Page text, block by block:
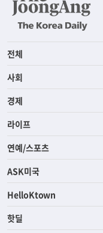
전체
사회
경제
라이프
연예/스포츠
ASK미국
HelloKtown